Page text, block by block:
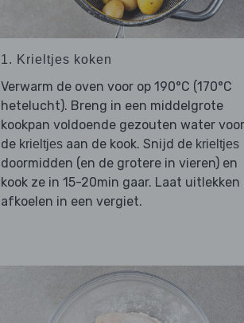
1. Krieltjes koken
Verwarm de oven voor op 190°C (170°C
hetelucht). Breng in een middelgrote
kookpan voldoende gezouten water voor
de krieltjes aan de kook. Snijd de krieltjes
doormidden (en de grotere in vieren) en
kook ze in 15-20min gaar. Laat uitlekken
afkoelen in een vergiet.